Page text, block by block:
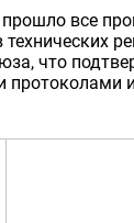
все
что
протоколами